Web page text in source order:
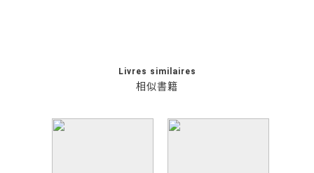
相似書籍
Livres similaires